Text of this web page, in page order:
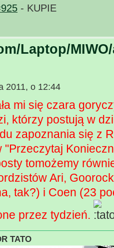
- KUPIE
Laptop/
2011, o 12:44
mi się czara
którzy postują w
zapoznania się z
tomożemy
Ari,
tak?) i Coen (23
przez tydzień.
TATO